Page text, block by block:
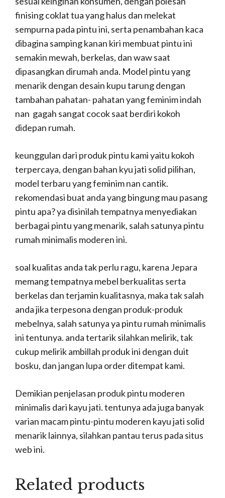
finising coklat tua yang halus dan melekat
sempurna pada pintu ini, serta penambahan kaca
dibagina samping kanan kiri membuat pintu ini
semakin mewah, berkelas, dan waw saat
dipasangkan dirumah anda. Model pintu yang
menarik dengan desain kupu tarung dengan
tambahan pahatan- pahatan yang feminim indah
nan gagah sangat cocok saat berdiri kokoh
didepan rumah.
keunggulan dari produk pintu kami yaitu kokoh
terpercaya, dengan bahan kyu jati solid pilihan,
model terbaru yang feminim nan cantik.
rekomendasi buat anda yang bingung mau pasang
pintu apa? ya disinilah tempatnya menyediakan
berbagai pintu yang menarik, salah satunya pintu
rumah minimalis moderen ini.
soal kualitas anda tak perlu ragu, karena Jepara
memang tempatnya mebel berkualitas serta
berkelas dan terjamin kualitasnya, maka tak salah
anda jika terpesona dengan produk-produk
mebelnya, salah satunya ya pintu rumah minimalis
ini tentunya. anda tertarik silahkan melirik, tak
cukup melirik ambillah produk ini dengan duit
bosku, dan jangan lupa order ditempat kami.
Demikian penjelasan produk pintu moderen
minimalis dari kayu jati. tentunya ada juga banyak
varian macam pintu-pintu moderen kayu jati solid
menarik lainnya, silahkan pantau terus pada situs
web ini.
Related products